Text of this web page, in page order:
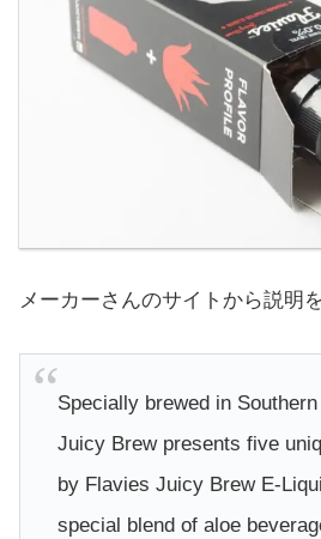
メーカーさんのサイトから説明
Specially brewed in
Juicy Brew presents five
by Flavies Juicy Brew E-
special blend of aloe